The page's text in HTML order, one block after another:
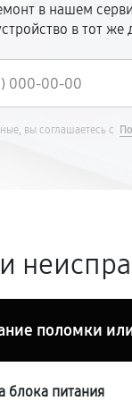
в нашем
в тот же
вы соглашаетесь с
поломки
блока питания